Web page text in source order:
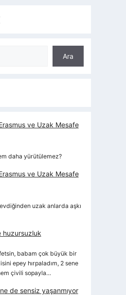
Ara
ve Uzak Mesafe
daha yürütülemez?
ve Uzak Mesafe
uzak anlarda aşkı
huzursuzluk
babam çok büyük bir
epey hırpaladım, 2 sene
çivili sopayla…
de sensiz yaşanmıyor